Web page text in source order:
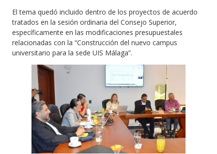
El tema quedó incluido dentro de los proyectos de acuerdo
tratados en la sesión ordinaria del Consejo Superior,
específicamente en las modificaciones presupuestales
relacionadas con la “Construcción del nuevo campus
universitario para la sede UIS Málaga”.